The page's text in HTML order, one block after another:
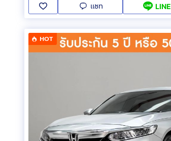
แชท LINE
HOT